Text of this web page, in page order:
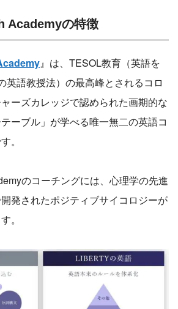
Academyの特徴
』は、TESOL教育（英語を
英語教授法）の最高峰とされるコロ
ーズカレッジで認められた画期的な
ーブル」が学べる唯一無二の英語コ
。
のコーチングには、心理学の先進
発されたポジティブサイコロジーが
。